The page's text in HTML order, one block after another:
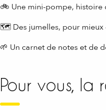
🚲 Une mini-pompe, histoire
🗺 Des jumelles, pour mieux
🌱 Un carnet de notes et de
Pour vous, la